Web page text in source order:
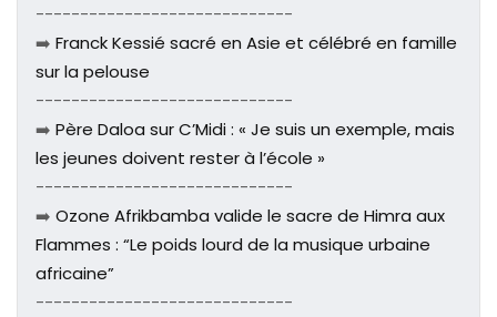
-----------------------------
➡️ Franck Kessié sacré en Asie et célébré en famille
sur la pelouse
-----------------------------
➡️ Père Daloa sur C’Midi : « Je suis un exemple, mais
les jeunes doivent rester à l’école »
-----------------------------
➡️ Ozone Afrikbamba valide le sacre de Himra aux
Flammes : “Le poids lourd de la musique urbaine
africaine”
-----------------------------